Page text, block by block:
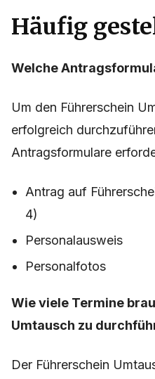
Häufig
Welche
Um den Führerschein
erfolgreich
Antragsformulare
Antrag auf
4)
Personalausweis
Personalfotos
Wie viele Termine
Umtausch zu
Der Führerschein